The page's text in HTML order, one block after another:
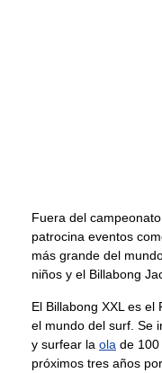
Fuera del
patrocina eventos
más grande del
niños y el Billabong
El Billabong XXL es el
el mundo del surf. Se
y surfear la ola de
próximos tres años